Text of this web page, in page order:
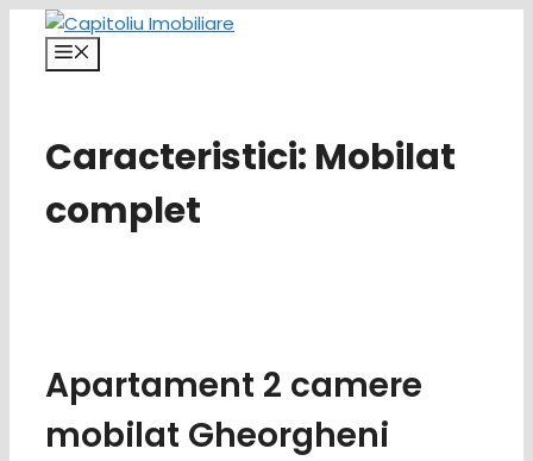
conținut
Caracteristici: Mobilat
complet
Apartament 2 camere
mobilat Gheorgheni